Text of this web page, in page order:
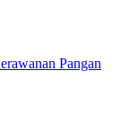
per Semester I